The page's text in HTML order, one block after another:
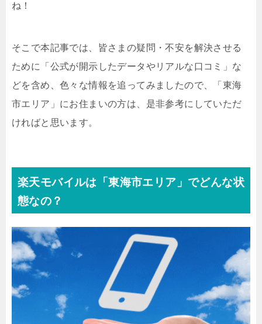
ね！
そこで本記事では、皆さまの疑問・不安を解決させる
ために「公式が開示したデータやリアルな口コミ」な
どを含め、色々な情報を追ってみましたので、「東海
市エリア」にお住まいの方は、是非参考にしていただ
ければと思います。
楽天モバイルは「東海市エリア」でどんな状
態なの？